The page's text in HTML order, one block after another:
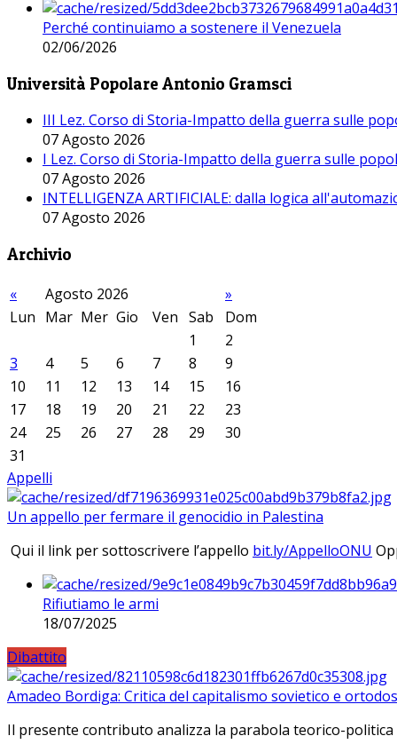
Perché continuiamo a sostenere il Venezuela
02/06/2026
Università Popolare Antonio Gramsci
III Lez. Corso di Storia-Impatto della guerra sulle
07 Agosto 2026
I Lez. Corso di Storia-Impatto della guerra sulle
07 Agosto 2026
INTELLIGENZA ARTIFICIALE: dalla logica
07 Agosto 2026
Archivio
« Agosto 2026
»
Lun Mar Mer Gio Ven Sab
Dom
1
2
3
4 5 6 7 8
9
10
11 12 13 14 15
16
17
18 19 20 21 22
23
24
25 26 27 28 29
30
31
Appelli
Un appello per fermare il genocidio in Palestina
Qui il link per sottoscrivere l’appello bit.ly/AppelloONU
Rifiutiamo le armi
18/07/2025
Dibattito
Amadeo Bordiga: Critica del capitalismo sovietico e
Il presente contributo analizza la parabola teorico-